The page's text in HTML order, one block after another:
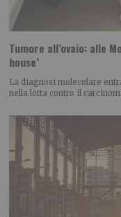
Tumore all’ovaio: alle
house’
La diagnosi molecolare
nella lotta contro il